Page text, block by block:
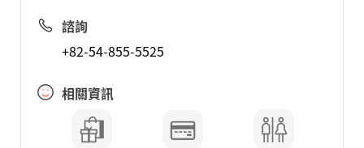
諮詢
+82-54-855-5525
相關資訊